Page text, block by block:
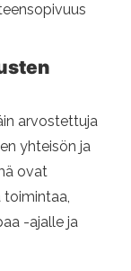
arvostettuja
yhteisön ja
ovat
-ajalle ja